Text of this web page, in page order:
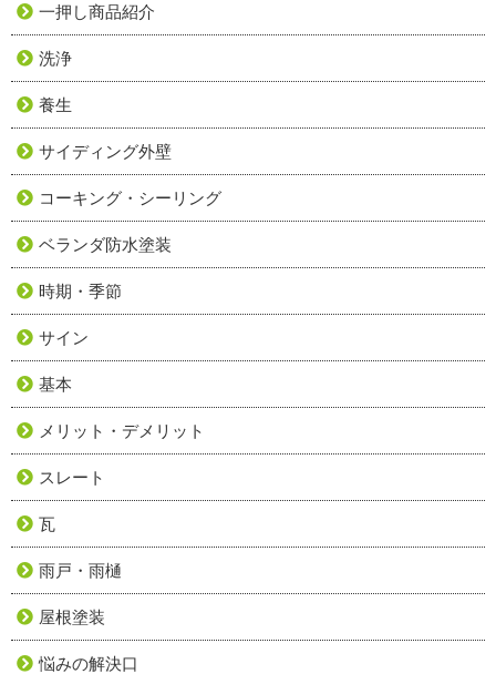
一押し商品紹介
洗浄
養生
サイディング外壁
コーキング・シーリング
ベランダ防水塗装
時期・季節
サイン
基本
メリット・デメリット
スレート
瓦
雨戸・雨樋
屋根塗装
悩みの解決口